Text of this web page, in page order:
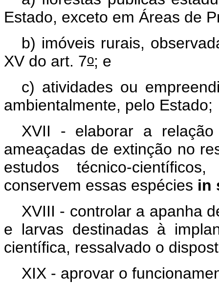
Estado, exceto em Áreas de
b) imóveis rurais,
XV do art. 7o; e
c) atividades ou
ambientalmente, pelo Estado;
XVII - elaborar a
ameaçadas de extinção no
estudos técnico-
conservem essas espécies in
XVIII - controlar a apanha
e larvas destinadas à
científica, ressalvado o
XIX - aprovar o